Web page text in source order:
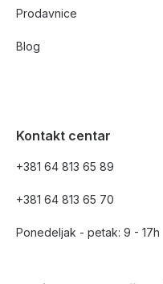
Prodavnice
Blog
Kontakt centar
+381 64 813 65 89
+381 64 813 65 70
Ponedeljak - petak: 9 - 17h